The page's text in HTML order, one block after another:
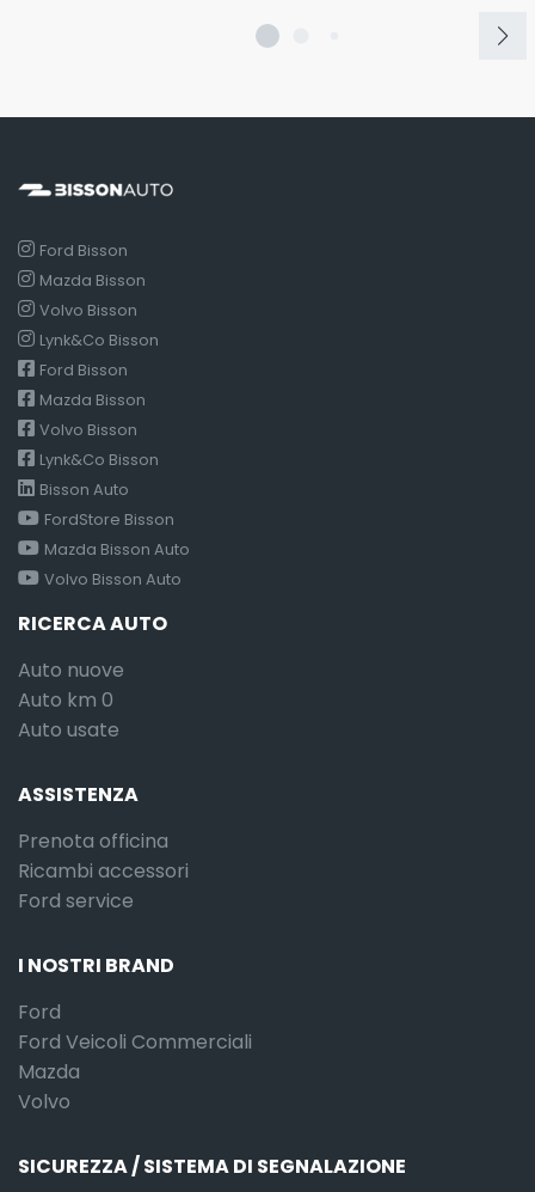
Ford Bisson
Mazda Bisson
Volvo Bisson
Lynk&Co Bisson
Ford Bisson
Mazda Bisson
Volvo Bisson
Lynk&Co Bisson
Bisson Auto
FordStore Bisson
Mazda Bisson Auto
Volvo Bisson Auto
RICERCA AUTO
Auto nuove
Auto km 0
Auto usate
ASSISTENZA
Prenota officina
Ricambi accessori
Ford service
I NOSTRI BRAND
Ford
Ford Veicoli Commerciali
Mazda
Volvo
SICUREZZA / SISTEMA DI SEGNALAZIONE